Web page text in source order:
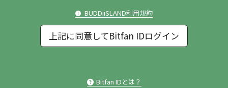
BUDDiiSLAND利用規約
上記に同意してBitfan IDログイン
Bitfan IDとは？